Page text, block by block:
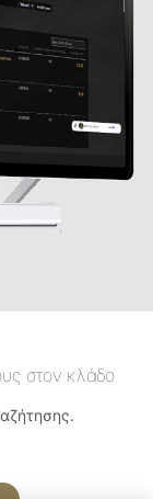
στον κλάδο